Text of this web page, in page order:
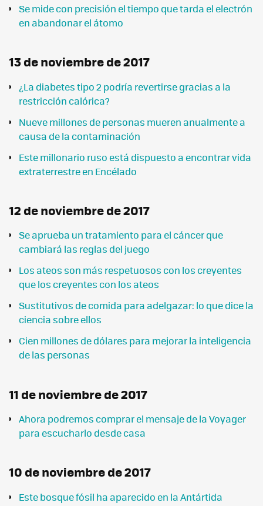
Se mide con precisión el tiempo que tarda el electrón
en abandonar el átomo
13 de noviembre de 2017
¿La diabetes tipo 2 podría revertirse gracias a la
restricción calórica?
Nueve millones de personas mueren anualmente a
causa de la contaminación
Este millonario ruso está dispuesto a encontrar vida
extraterrestre en Encélado
12 de noviembre de 2017
Se aprueba un tratamiento para el cáncer que
cambiará las reglas del juego
Los ateos son más respetuosos con los creyentes
que los creyentes con los ateos
Sustitutivos de comida para adelgazar: lo que dice la
ciencia sobre ellos
Cien millones de dólares para mejorar la inteligencia
de las personas
11 de noviembre de 2017
Ahora podremos comprar el mensaje de la Voyager
para escucharlo desde casa
10 de noviembre de 2017
Este bosque fósil ha aparecido en la Antártida